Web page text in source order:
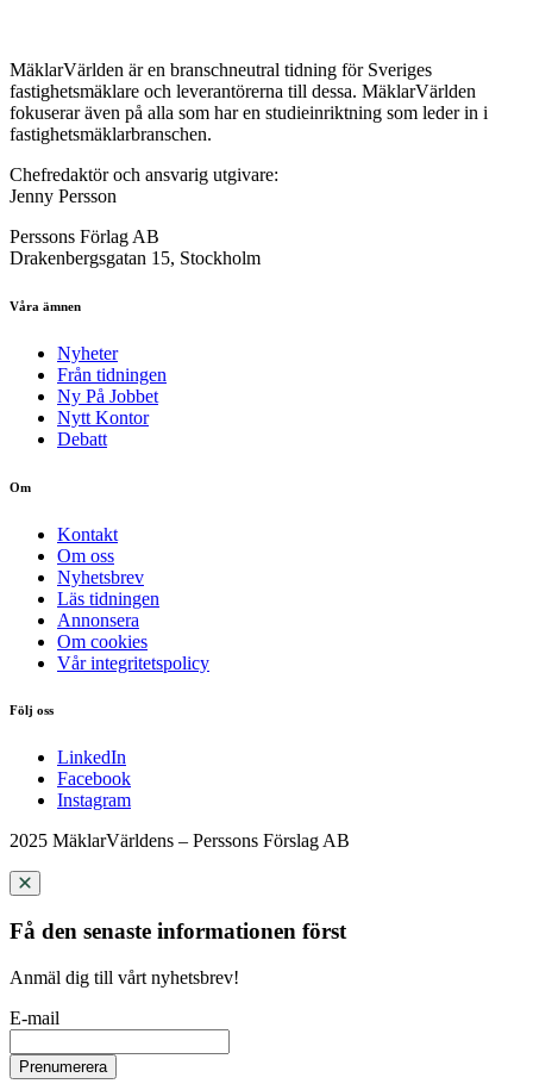
MäklarVärlden är en branschneutral tidning för Sveriges
fastighetsmäklare och leverantörerna till dessa. MäklarVärlden
fokuserar även på alla som har en studieinriktning som leder in i
fastighetsmäklarbranschen.
Chefredaktör och ansvarig utgivare:
Jenny Persson
Perssons Förlag AB
Drakenbergsgatan 15, Stockholm
Våra ämnen
Nyheter
Från tidningen
Ny På Jobbet
Nytt Kontor
Debatt
Om
Kontakt
Om oss
Nyhetsbrev
Läs tidningen
Annonsera
Om cookies
Vår integritetspolicy
Följ oss
LinkedIn
Facebook
Instagram
2025 MäklarVärldens – Perssons Förslag AB
Få den senaste informationen först
Anmäl dig till vårt nyhetsbrev!
E-mail
Prenumerera